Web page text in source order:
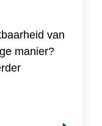
van
manier?